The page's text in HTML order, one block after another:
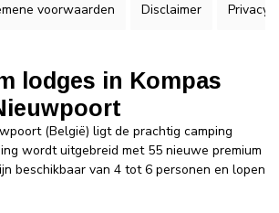
voorwaarden Disclaimer Privacy
lodges in Kompas
(België) ligt de prachtig camping
wordt uitgebreid met 55 nieuwe premium
beschikbaar van 4 tot 6 personen en lopen